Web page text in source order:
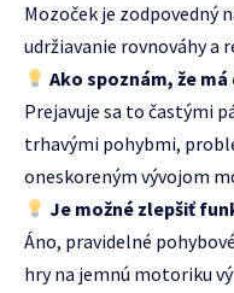
Mozoček je zodpovedný
udržiavanie rovnováhy a
Ako spoznám, že
Prejavuje sa to častými
trhavými pohybmi,
oneskoreným vývojom
Je možné zlepšiť
Áno, pravidelné
hry na jemnú motoriku